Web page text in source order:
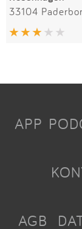
33104
APP
AGB